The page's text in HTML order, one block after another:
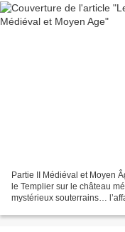
Partie II Médiéval et Moyen
le Templier sur le château
mystérieux souterrains…